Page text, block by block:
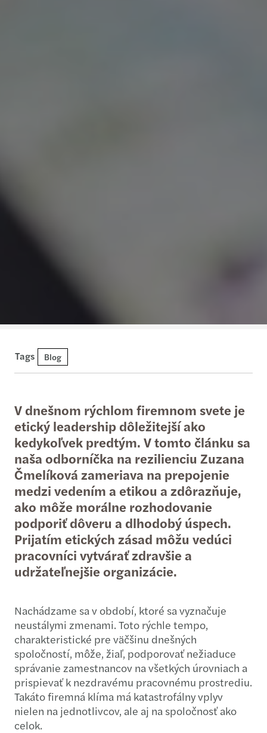
Tags Blog
V dnešnom rýchlom firemnom svete je
etický leadership dôležitejší ako
kedykoľvek predtým. V tomto článku sa
naša odborníčka na rezilienciu Zuzana
Čmelíková zameriava na prepojenie
medzi vedením a etikou a zdôrazňuje,
ako môže morálne rozhodovanie
podporiť dôveru a dlhodobý úspech.
Prijatím etických zásad môžu vedúci
pracovníci vytvárať zdravšie a
udržateľnejšie organizácie.
Nachádzame sa v období, ktoré sa vyznačuje
neustálymi zmenami. Toto rýchle tempo,
charakteristické pre väčšinu dnešných
spoločností, môže, žiaľ, podporovať nežiaduce
správanie zamestnancov na všetkých úrovniach a
prispievať k nezdravému pracovnému prostrediu.
Takáto firemná klíma má katastrofálny vplyv
nielen na jednotlivcov, ale aj na spoločnosť ako
celok.